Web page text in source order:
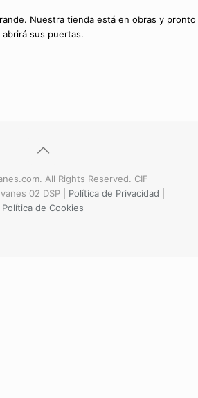
Nuestra tienda está en obras y pronto
abrirá sus puertas.
All Rights Reserved. CIF
02 DSP | Política de Privacidad
Política de Cookies